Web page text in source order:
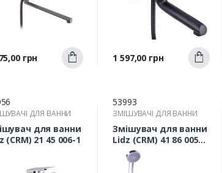
Швидкий
перегляд
грн Купити
Швидкий
перегляд
Ціна
1 597,00 грн Купити
ДЛЯ ВАННИ
для ванни
(CRM) 21 45 006-1
53993
ЗМІШУВАЧІ ДЛЯ ВАННИ
Змішувач для ванни
Lidz (CRM) 41 86 005B-
1 з довгим відливом